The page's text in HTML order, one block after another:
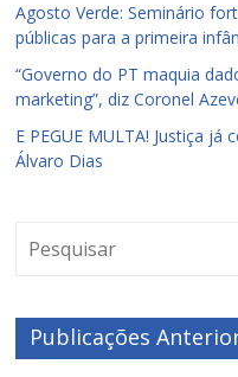
Agosto Verde: Seminário
públicas para a primeira
“Governo do PT maquia
marketing”, diz Coronel
E PEGUE MULTA! Justiça
Álvaro Dias
Publicações